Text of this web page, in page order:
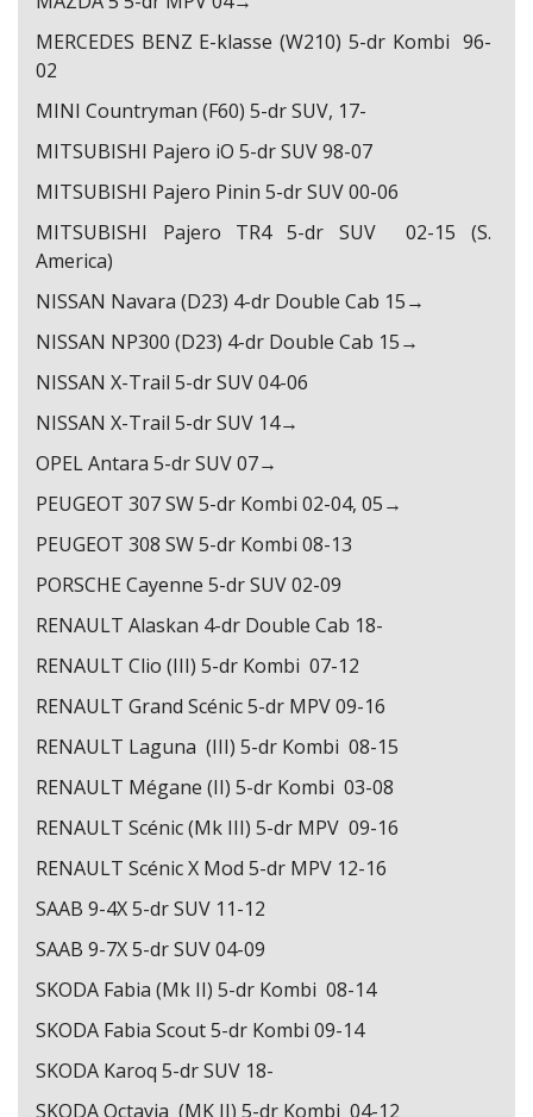
MERCEDES BENZ E-klasse (W210) 5-dr Kombi 96-
02
MINI Countryman (F60) 5-dr SUV, 17-
MITSUBISHI Pajero iO 5-dr SUV 98-07
MITSUBISHI Pajero Pinin 5-dr SUV 00-06
MITSUBISHI Pajero TR4 5-dr SUV 02-15 (S.
America)
NISSAN Navara (D23) 4-dr Double Cab 15→
NISSAN NP300 (D23) 4-dr Double Cab 15→
NISSAN X-Trail 5-dr SUV 04-06
NISSAN X-Trail 5-dr SUV 14→
OPEL Antara 5-dr SUV 07→
PEUGEOT 307 SW 5-dr Kombi 02-04, 05→
PEUGEOT 308 SW 5-dr Kombi 08-13
PORSCHE Cayenne 5-dr SUV 02-09
RENAULT Alaskan 4-dr Double Cab 18-
RENAULT Clio (III) 5-dr Kombi 07-12
RENAULT Grand Scénic 5-dr MPV 09-16
RENAULT Laguna (III) 5-dr Kombi 08-15
RENAULT Mégane (II) 5-dr Kombi 03-08
RENAULT Scénic (Mk III) 5-dr MPV 09-16
RENAULT Scénic X Mod 5-dr MPV 12-16
SAAB 9-4X 5-dr SUV 11-12
SAAB 9-7X 5-dr SUV 04-09
SKODA Fabia (Mk II) 5-dr Kombi 08-14
SKODA Fabia Scout 5-dr Kombi 09-14
SKODA Karoq 5-dr SUV 18-
SKODA Octavia (MK II) 5-dr Kombi 04-12